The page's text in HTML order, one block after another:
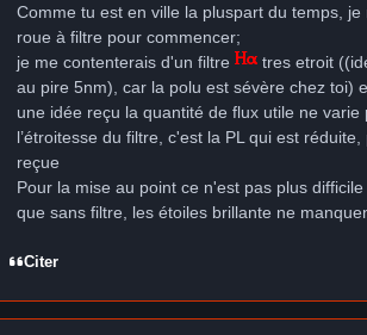
Comme tu est en ville la pluspart du temps,
roue à filtre pour commencer;
je me contenterais d'un filtre
tres etroit
au pire 5nm), car la polu est sévère chez toi)
une idée reçu la quantité de flux utile ne varie
l’étroitesse du filtre, c'est la PL qui est
reçue
Pour la mise au point ce n'est pas plus
que sans filtre, les étoiles brillante ne
Citer